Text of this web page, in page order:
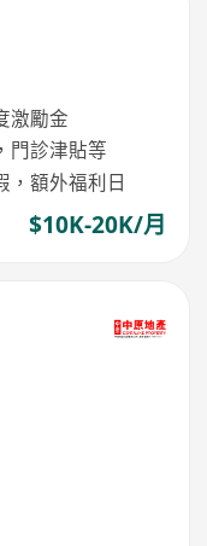
激勵金
門診津貼等
，額外福利日
$10K-20K/月